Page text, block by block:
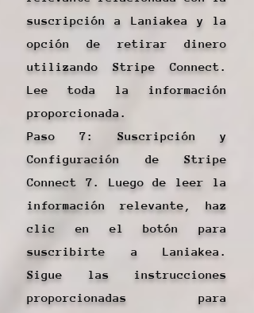
suscripción a Laniakea y la
opción de retirar dinero
utilizando Stripe Connect.
Lee toda la información
proporcionada.
Paso 7: Suscripción y
Configuración de Stripe
Connect 7. Luego de leer la
información relevante, haz
clic en el botón para
suscribirte a Laniakea.
Sigue las instrucciones
proporcionadas para